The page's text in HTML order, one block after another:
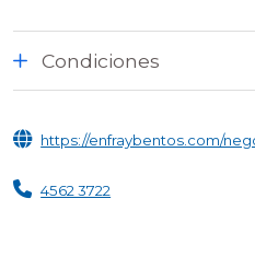
Condiciones
https://enfraybentos.com/
4562 3722